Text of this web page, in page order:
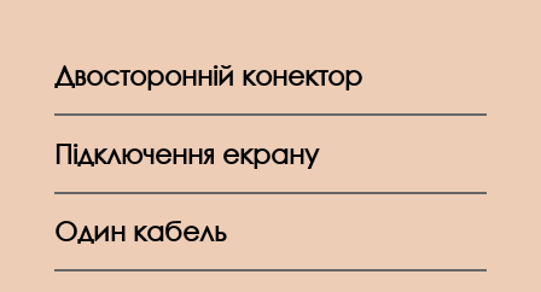
Двосторонній конектор
Підключення екрану
Один кабель